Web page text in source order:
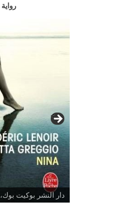
رواية
دار النشر بوكيت بوك، 2014
>